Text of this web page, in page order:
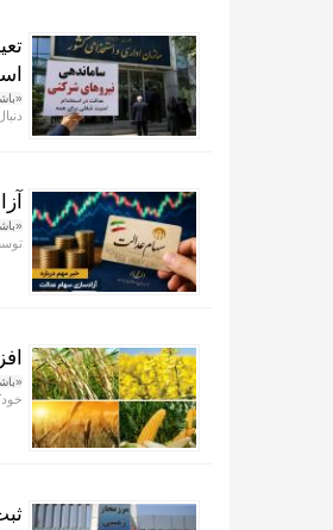
ثبت تردد ۵.۸